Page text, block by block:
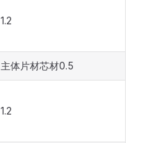
1.2
主体片材芯材0.5
1.2